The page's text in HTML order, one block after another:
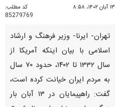
۱۳ آبان ۱۴۰۲، ۸:۵۸
کد مطلب:
85279769
تهران- ایرنا- وزیر فرهنگ و ارشاد
اسلامی با بیان اینکه آمریکا از
سال ۱۳۳۲ تا ۱۴۰۲، حدود ۷۰ سال
به مردم ایران خیانت کرده است،
گفت: راهپیمایان در ۱۳ آبان بار